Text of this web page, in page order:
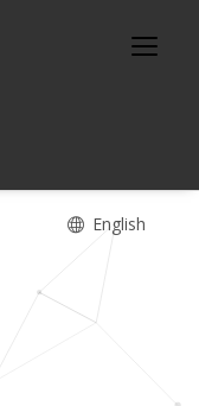
English